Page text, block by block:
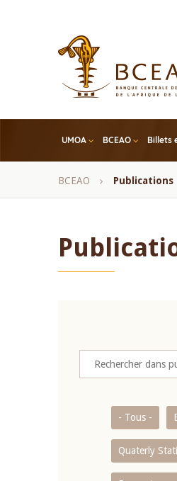
UMOA BCEAO Billets
Fil
BCEAO Publications
- Tous -
Quaterly